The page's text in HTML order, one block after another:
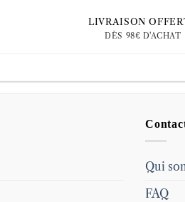
LIVRAISON
DÈS 98€ D'ACHAT
Qui
FAQ